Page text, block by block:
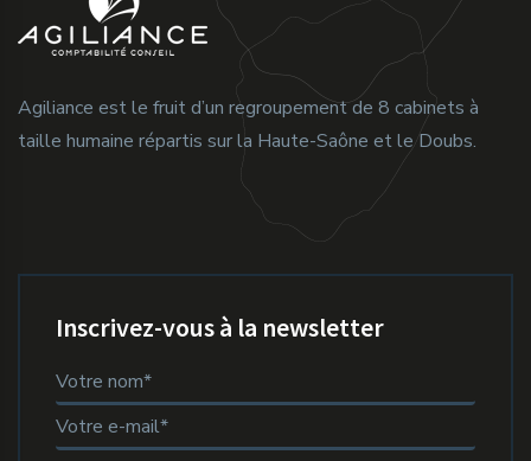
Agiliance est le fruit d’un regroupement de 8 cabinets à
taille humaine répartis sur la Haute-Saône et le Doubs.
Inscrivez-vous à la newsletter